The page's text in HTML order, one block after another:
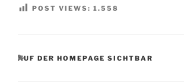
POST VIEWS: 1.558
KATEGORIEN
AUF DER HOMEPAGE SICHTBAR